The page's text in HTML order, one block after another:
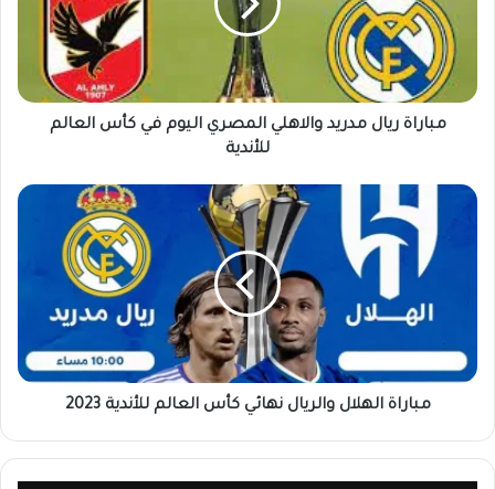
مباراة ريال مدريد والاهلي المصري اليوم في كأس العالم
للأندية
مباراة الهلال والريال نهائي كأس العالم للأندية 2023